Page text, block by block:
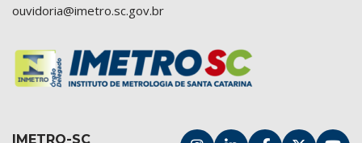
ouvidoria@imetro.sc.gov.br
IMETRO-SC